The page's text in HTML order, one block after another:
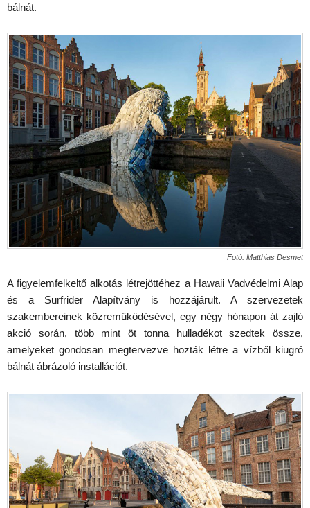
bálnát.
Fotó: Matthias Desmet
A figyelemfelkeltő alkotás létrejöttéhez a Hawaii Vadvédelmi Alap
és a Surfrider Alapítvány is hozzájárult. A szervezetek
szakembereinek közreműködésével, egy négy hónapon át zajló
akció során, több mint öt tonna hulladékot szedtek össze,
amelyeket gondosan megtervezve hozták létre a vízből kiugró
bálnát ábrázoló installációt.